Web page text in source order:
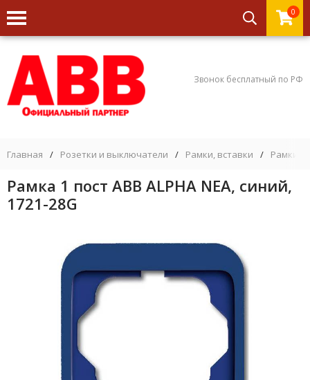
0
Звонок бесплатный по РФ
Главная / Розетки и выключатели / Рамки, вставки / Рамки 1
Рамка 1 пост ABB ALPHA NEA, синий,
1721-28G